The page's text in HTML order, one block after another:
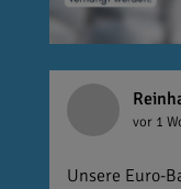
vor 1
Unsere Euro-